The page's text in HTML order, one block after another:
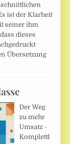
ist der Klarheit
seiner ihm
dieses
Übersetzung
Der Weg
zu mehr
Umsatz -
Komplettl